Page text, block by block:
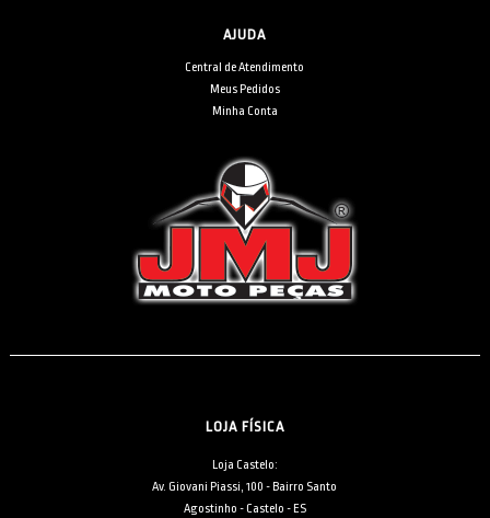
AJUDA
Central de Atendimento
Meus Pedidos
Minha Conta
LOJA FÍSICA
Loja Castelo:
Av. Giovani Piassi, 100 - Bairro Santo
Agostinho - Castelo - ES